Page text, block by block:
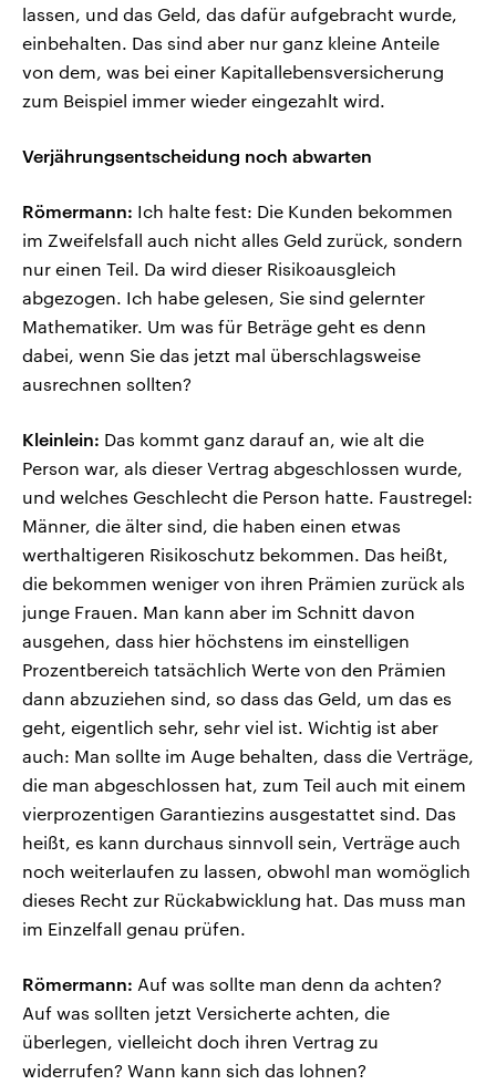
lassen, und das Geld, das dafür aufgebracht wurde,
einbehalten. Das sind aber nur ganz kleine Anteile
von dem, was bei einer Kapitallebensversicherung
zum Beispiel immer wieder eingezahlt wird.
Verjährungsentscheidung noch abwarten
Römermann: Ich halte fest: Die Kunden bekommen
im Zweifelsfall auch nicht alles Geld zurück, sondern
nur einen Teil. Da wird dieser Risikoausgleich
abgezogen. Ich habe gelesen, Sie sind gelernter
Mathematiker. Um was für Beträge geht es denn
dabei, wenn Sie das jetzt mal überschlagsweise
ausrechnen sollten?
Kleinlein: Das kommt ganz darauf an, wie alt die
Person war, als dieser Vertrag abgeschlossen wurde,
und welches Geschlecht die Person hatte. Faustregel:
Männer, die älter sind, die haben einen etwas
werthaltigeren Risikoschutz bekommen. Das heißt,
die bekommen weniger von ihren Prämien zurück als
junge Frauen. Man kann aber im Schnitt davon
ausgehen, dass hier höchstens im einstelligen
Prozentbereich tatsächlich Werte von den Prämien
dann abzuziehen sind, so dass das Geld, um das es
geht, eigentlich sehr, sehr viel ist. Wichtig ist aber
auch: Man sollte im Auge behalten, dass die Verträge,
die man abgeschlossen hat, zum Teil auch mit einem
vierprozentigen Garantiezins ausgestattet sind. Das
heißt, es kann durchaus sinnvoll sein, Verträge auch
noch weiterlaufen zu lassen, obwohl man womöglich
dieses Recht zur Rückabwicklung hat. Das muss man
im Einzelfall genau prüfen.
Römermann: Auf was sollte man denn da achten?
Auf was sollten jetzt Versicherte achten, die
überlegen, vielleicht doch ihren Vertrag zu
widerrufen? Wann kann sich das lohnen?